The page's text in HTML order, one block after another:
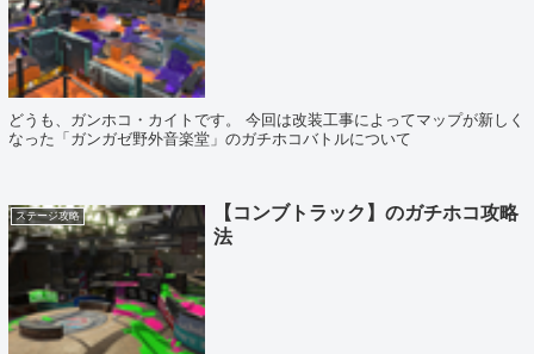
どうも、ガンホコ・カイトです。 今回は改装工事によってマップが新しく
なった「ガンガゼ野外音楽堂」のガチホコバトルについて
ステージ攻略
【コンブトラック】のガチホコ攻略
法